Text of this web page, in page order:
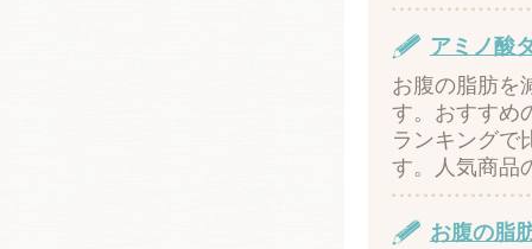
アミノ酸
お腹の脂肪を
す。おすすめ
ランキングで
す。人気商品
お腹の脂